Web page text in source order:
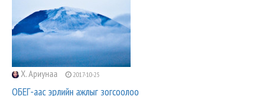
Х. Ариунаа 2017-10-25
ОБЕГ-аас эрлийн ажлыг зогсоолоо